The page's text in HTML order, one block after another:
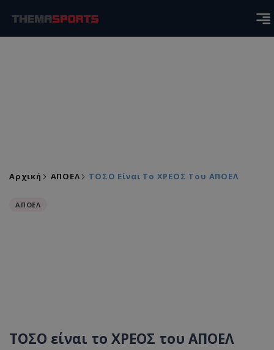
Αρχική ΑΠΟΕΛ ΤΟΣΟ Είναι Το ΧΡΕΟΣ Του ΑΠΟΕΛ
ΑΠΟΕΛ
ΤΟΣΟ είναι το ΧΡΕΟΣ του ΑΠΟΕΛ